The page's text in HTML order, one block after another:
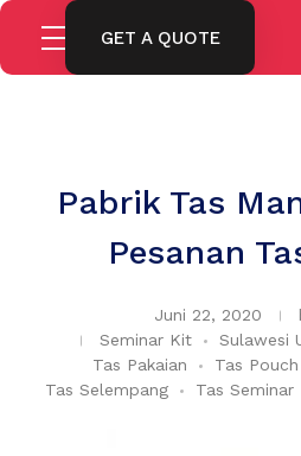
GET A QUOTE
Pabrik Tas
Pesanan
Juni 22, 2020
Seminar Kit
Sulawesi
Tas Pakaian
Tas Pouch
Tas Selempang
Tas Seminar